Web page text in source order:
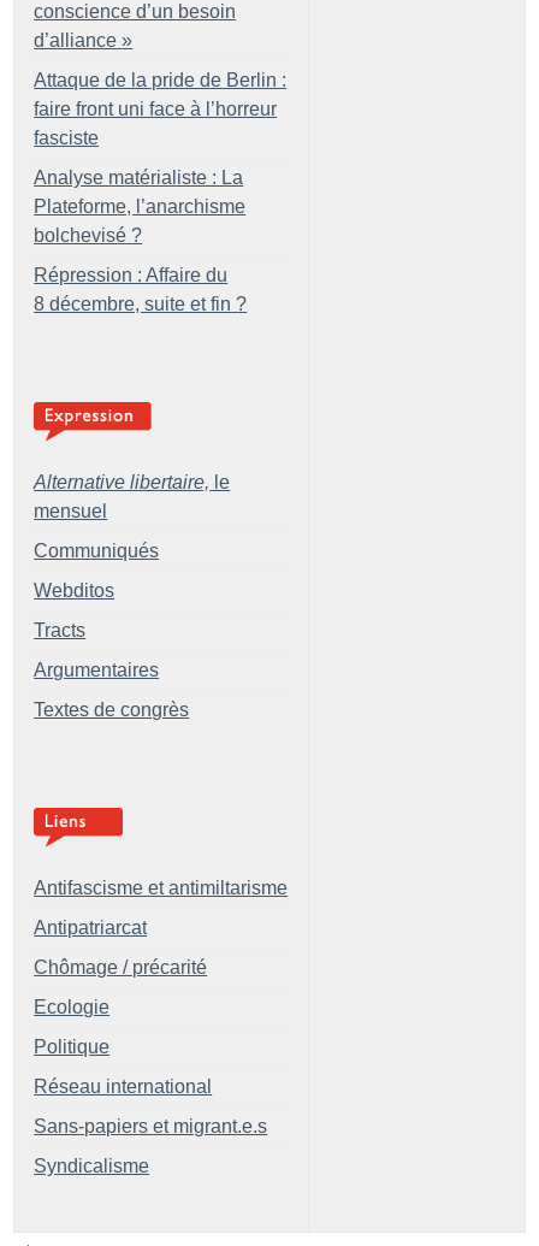
conscience d’un besoin
d’alliance »
Attaque de la pride de Berlin :
faire front uni face à l’horreur
fasciste
Analyse matérialiste : La
Plateforme, l’anarchisme
bolchevisé ?
Répression : Affaire du
8 décembre, suite et fin ?
Alternative libertaire, le
mensuel
Communiqués
Webditos
Tracts
Argumentaires
Textes de congrès
Antifascisme et antimiltarisme
Antipatriarcat
Chômage / précarité
Ecologie
Politique
Réseau international
Sans-papiers et migrant.e.s
Syndicalisme